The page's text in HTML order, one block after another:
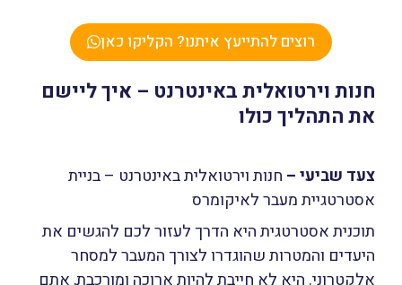
רוצים להתייעץ איתנו? הקליקו כאן
חנות וירטואלית באינטרנט – איך ליישם
את התהליך כולו
צעד שביעי – חנות וירטואלית באינטרנט – בניית
אסטרטגיית מעבר לאיקומרס
תוכנית אסטרטגית היא הדרך לעזור לכם להגשים את
היעדים והמטרות שהוגדרו לצורך המעבר למסחר